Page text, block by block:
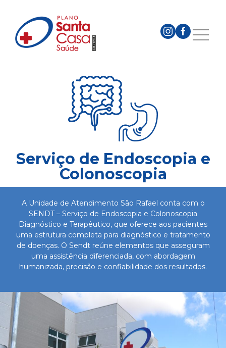
Serviço de Endoscopia e
Colonoscopia
A Unidade de Atendimento São Rafael conta com o
SENDT – Serviço de Endoscopia e Colonoscopia
Diagnóstico e Terapêutico, que oferece aos pacientes
uma estrutura completa para diagnóstico e tratamento
de doenças. O Sendt reúne elementos que asseguram
uma assistência diferenciada, com abordagem
humanizada, precisão e confiabilidade dos resultados.